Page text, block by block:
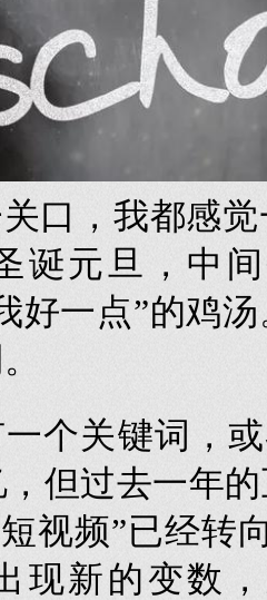
口，我都感
诞元旦，中
好一点”的鸡
个关键词，
但过去一年
视频”已经转
现新的变数